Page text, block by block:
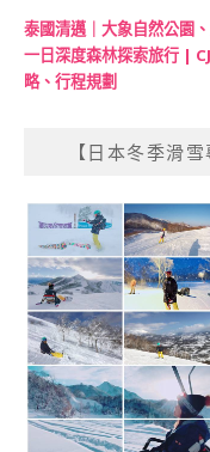
泰國清邁｜大象自然公園
一日深度森林探索旅行 |
略、行程規劃
【日本冬季滑